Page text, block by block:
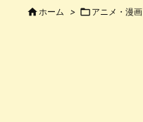
 ホーム >  アニメ・漫画